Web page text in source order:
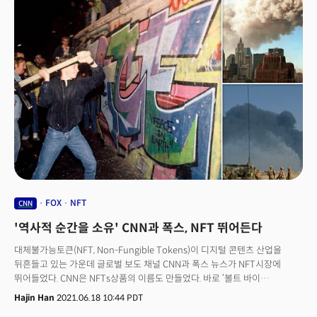
웹브라우저를 작동시킨 소스 코드를 NFT로 발행, 판매하기로 했습니다. 처음
소개된 후 ‘글로벌 현상’이 되기 까지 걸린 시간은 3개월 밖에 걸리지
않았습니다. 그 사이에 문화예술, 음악 및 스포츠 분야는 NFT가 핫 키워드로
떠올랐습니다. 왜냐하면 NFT는 그림, 영상, 음악과 같은 디지털 창작물이나
자산 등에 고유한 표식을 부여하는 암호화 기술이기 때문입니다. NFT 암호화
기술은 디지털 자산을 안전하게 평가, 구매, 교환할 수 있는 기능 및 정품 인증,
소유권에 대한 디지털 인증서를 만들 수 있게 합니다. 디지털 작품이 NFT로
거래될 때마다 처음 제작자에게 수수료가 가도록 설정, 원작자의 수익창출을
더욱 쉽게 만들어 주기 때문에 작가, 스포츠 스타 들이 적극적으로
뛰어들었습니다. 여기에 창작자가 비즈니스 모델을 갖출 수 있게 하는
‘크리에이터 이코노미'의 부상으로 NFT 열기에 불을 지폈습니다.NFT는
‘한계비용 제로’의 특성을 가진 디지털로 중계되거나 복제된 ‘순간’을 가치있게
만들고 그에 따른 ‘보상’을 주고받을 수 있기 때문에 매력적입니다. 그래서 더
3월 큰 관심을 받았던 것에 비해 NFT에 대한 열기는 사라지는 추세입니다.
NFT 관심을 끄는데 핵심적 역할을 한 대퍼랩스(Dapper Labs)의 NBA 탑
샷은 3월과 비교해 5월엔 매출이 80% 감소한 4100만달러를 기록했습니다.
그러나 장기적으로 보면 NFT는 더 성장할 가능성이 큽니다. CNN이
뉴스에서는 NFT에 대해 조심스럽게 접근하지만 이를 비즈니스 모델로
만드는데는 누구보다 재빠르게 움직인 것을 보며 ‘사라지는 유행’은
아니겠구나 하는 생각이 들었습니다.
CNN FOX NFT
'역사적 순간을 소유' CNN과 폭스, NFT 뛰어든다
대체불가능토큰(NFT, Non-Fungible Tokens)이 디지털 콘텐츠 산업을
뒤흔들고 있는 가운데 글로벌 보도 채널 CNN과 폭스 뉴스가 NFT시장에
뛰어들었다. CNN은 NFTs상품의 이름도 만들었다. 바로 ‘볼트 바이
CNN(Vault by CNN)’이다. CNN의 금고라는 뜻이다.40여 년 간 자신들이
커버했던 단독 영상과 역사적인 현장을 대체 불가능한 유일 디지털 상품(토큰)
Hajin Han 2021.06.18 10:44 PDT